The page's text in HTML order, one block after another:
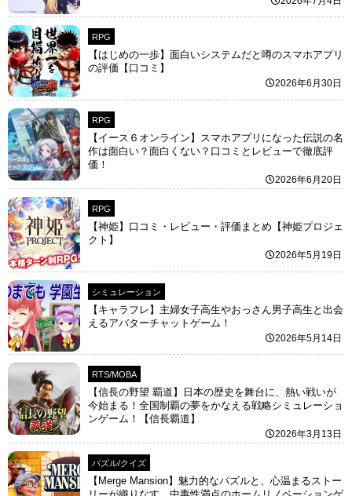
RPG
【はじめの一歩】面白いシステムだと噂のスマホアプリ
の評価【口コミ】
2026年6月30日
RPG
【イース６オンライン】スマホアプリになった伝説の名
作は面白い？面白くない？口コミとレビューで徹底評
価！
2026年6月20日
RPG
【神姫】口コミ・レビュー・評価まとめ【神姫プロジェ
クト】
2026年5月19日
シミュレーション
【キャラフレ】主婦女子高生やおっさん男子高生と出会
えるアバターチャットゲーム！
2026年5月14日
RTS/MOBA
【信長の野望 覇道】日本の歴史を舞台に、熱い戦いが
今始まる！全国制覇の夢をかなえる戦略シミュレーショ
ンゲーム！【信長覇道】
2026年3月13日
パズル/クイズ
【Merge Mansion】魅力的なパズルと、心温まるストー